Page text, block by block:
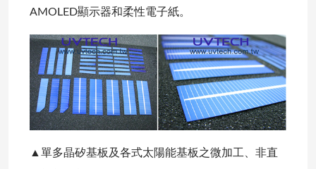
AMOLED顯示器和柔性電子紙。
▲單多晶矽基板及各式太陽能基板之微加工、非直